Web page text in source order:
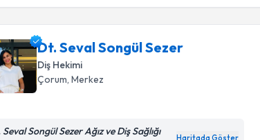
Dt. Seval Songül Sezer
Diş Hekimi
Çorum , Merkez
Songül Sezer Ağız ve Diş Sağlığı
Haritada Göster